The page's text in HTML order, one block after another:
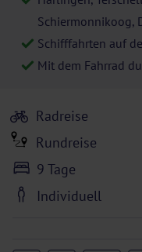
Schiermonnikoog,
Schifffahrten auf
Mit dem Fahrrad
Radreise
Rundreise
9 Tage
Individuell